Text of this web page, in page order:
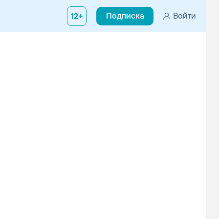
12+ Подписка Войти
– композитор, клавишные, и Seiji (Сейджи) – вокал. В